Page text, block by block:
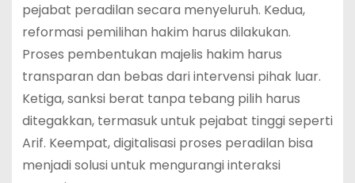
pejabat peradilan secara menyeluruh. Kedua,
reformasi pemilihan hakim harus dilakukan.
Proses pembentukan majelis hakim harus
transparan dan bebas dari intervensi pihak luar.
Ketiga, sanksi berat tanpa tebang pilih harus
ditegakkan, termasuk untuk pejabat tinggi seperti
Arif. Keempat, digitalisasi proses peradilan bisa
menjadi solusi untuk mengurangi interaksi